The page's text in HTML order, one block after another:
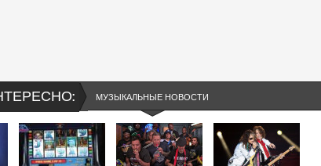
МУЗЫКАЛЬНЫЕ НОВОСТИ